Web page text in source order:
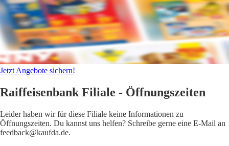
Jetzt Angebote sichern!
Raiffeisenbank Filiale - Öffnungszeiten
Leider haben wir für diese Filiale keine Informationen zu
Öffnungszeiten. Du kannst uns helfen? Schreibe gerne eine E-Mail an
feedback@kaufda.de.